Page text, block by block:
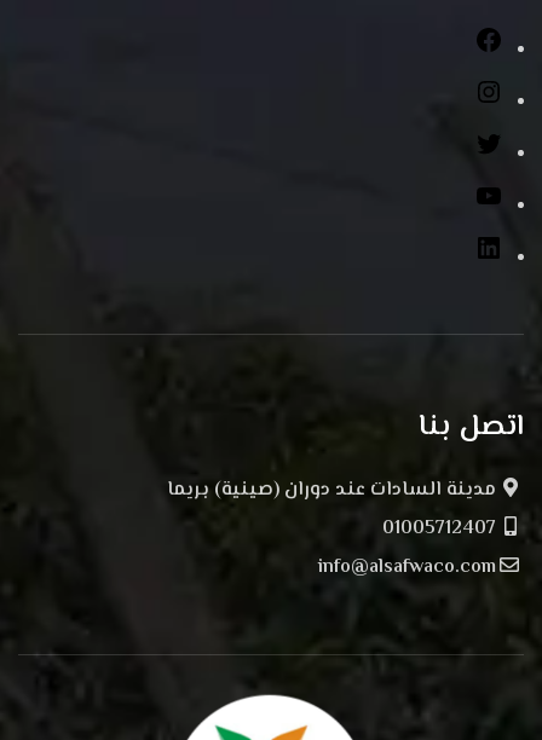
اتصل بنا
مدينة السادات عند دوران (صينية) بريما
info@alsafwaco.com